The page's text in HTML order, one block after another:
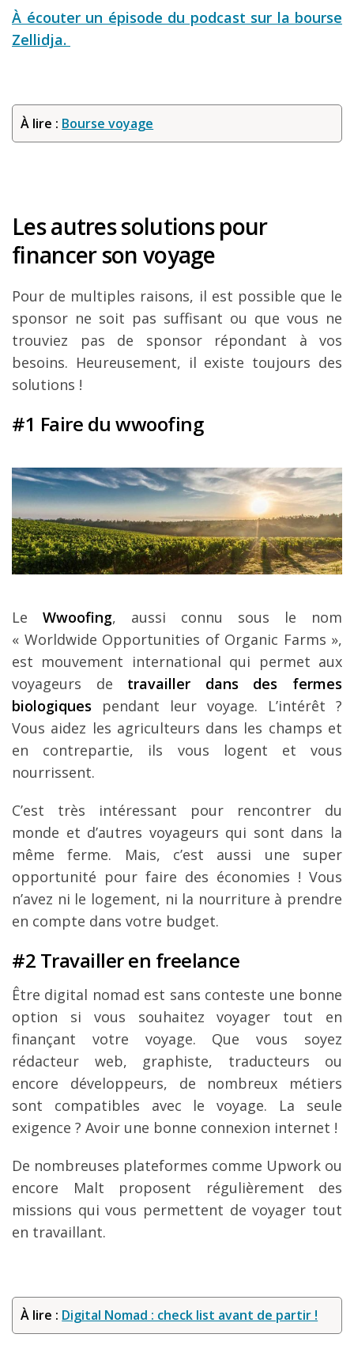
À écouter un épisode du podcast sur la bourse
Zellidja.
À lire : Bourse voyage
Les autres solutions pour
financer son voyage
Pour de multiples raisons, il est possible que le
sponsor ne soit pas suffisant ou que vous ne
trouviez pas de sponsor répondant à vos
besoins. Heureusement, il existe toujours des
solutions !
#1 Faire du wwoofing
Le Wwoofing, aussi connu sous le nom
« Worldwide Opportunities of Organic Farms »,
est mouvement international qui permet aux
voyageurs de travailler dans des fermes
biologiques pendant leur voyage. L’intérêt ?
Vous aidez les agriculteurs dans les champs et
en contrepartie, ils vous logent et vous
nourrissent.
C’est très intéressant pour rencontrer du
monde et d’autres voyageurs qui sont dans la
même ferme. Mais, c’est aussi une super
opportunité pour faire des économies ! Vous
n’avez ni le logement, ni la nourriture à prendre
en compte dans votre budget.
#2 Travailler en freelance
Être digital nomad est sans conteste une bonne
option si vous souhaitez voyager tout en
finançant votre voyage. Que vous soyez
rédacteur web, graphiste, traducteurs ou
encore développeurs, de nombreux métiers
sont compatibles avec le voyage. La seule
exigence ? Avoir une bonne connexion internet !
De nombreuses plateformes comme Upwork ou
encore Malt proposent régulièrement des
missions qui vous permettent de voyager tout
en travaillant.
À lire : Digital Nomad : check list avant de partir !